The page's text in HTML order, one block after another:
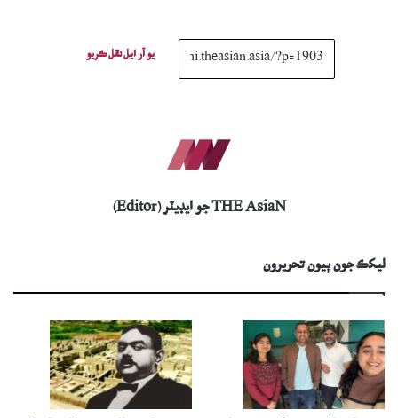
يو آر ايل نقل ڪريو
THE AsiaN جو ايڊيٽر (Editor)
ليکڪ جون ٻيون تحريرون